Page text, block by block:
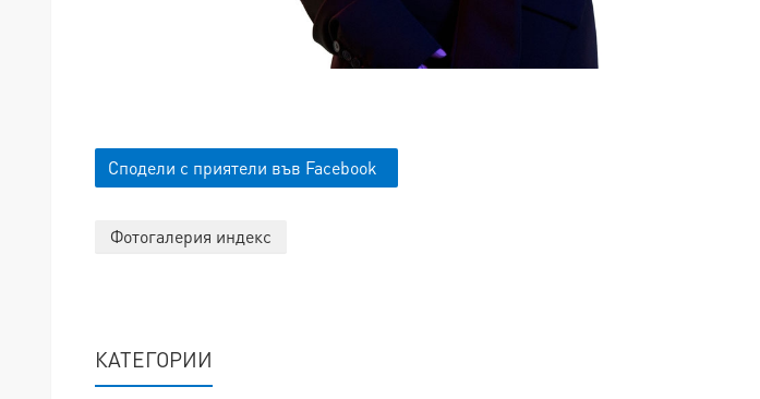
Сподели с приятели във Facebook
Фотогалерия индекс
КАТЕГОРИИ